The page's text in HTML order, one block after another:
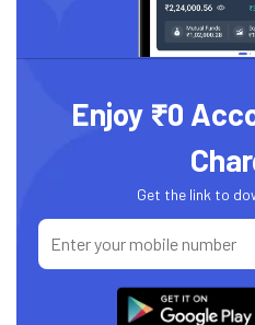
Enjoy ₹0
Get the link to